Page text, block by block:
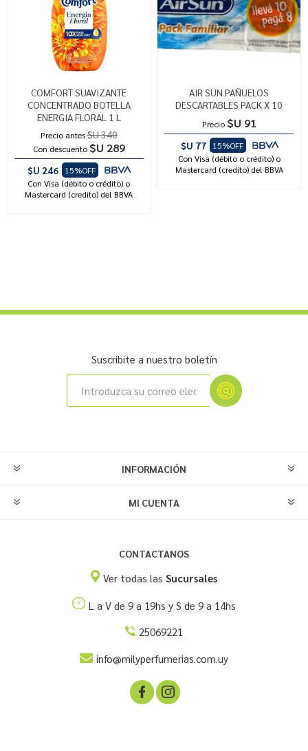
COMFORT SUAVIZANTE
CONCENTRADO BOTELLA
ENERGIA FLORAL 1 L
Precio antes$U 340
Con descuento $U 289
$U 246
15%OFF
Con Visa (débito o crédito) o
Mastercard (credito) del BBVA
AIR SUN PAÑUELOS
DESCARTABLES PACK X 10
Precio $U 91
$U 77
15%OFF
Con Visa (débito o crédito) o
Mastercard (credito) del BBVA
Suscribite a nuestro boletín
INFORMACIÓN
MI CUENTA
CONTACTANOS
Ver todas las Sucursales
L a V de 9 a 19hs y S de 9 a 14hs
25069221
info@milyperfumerias.com.uy